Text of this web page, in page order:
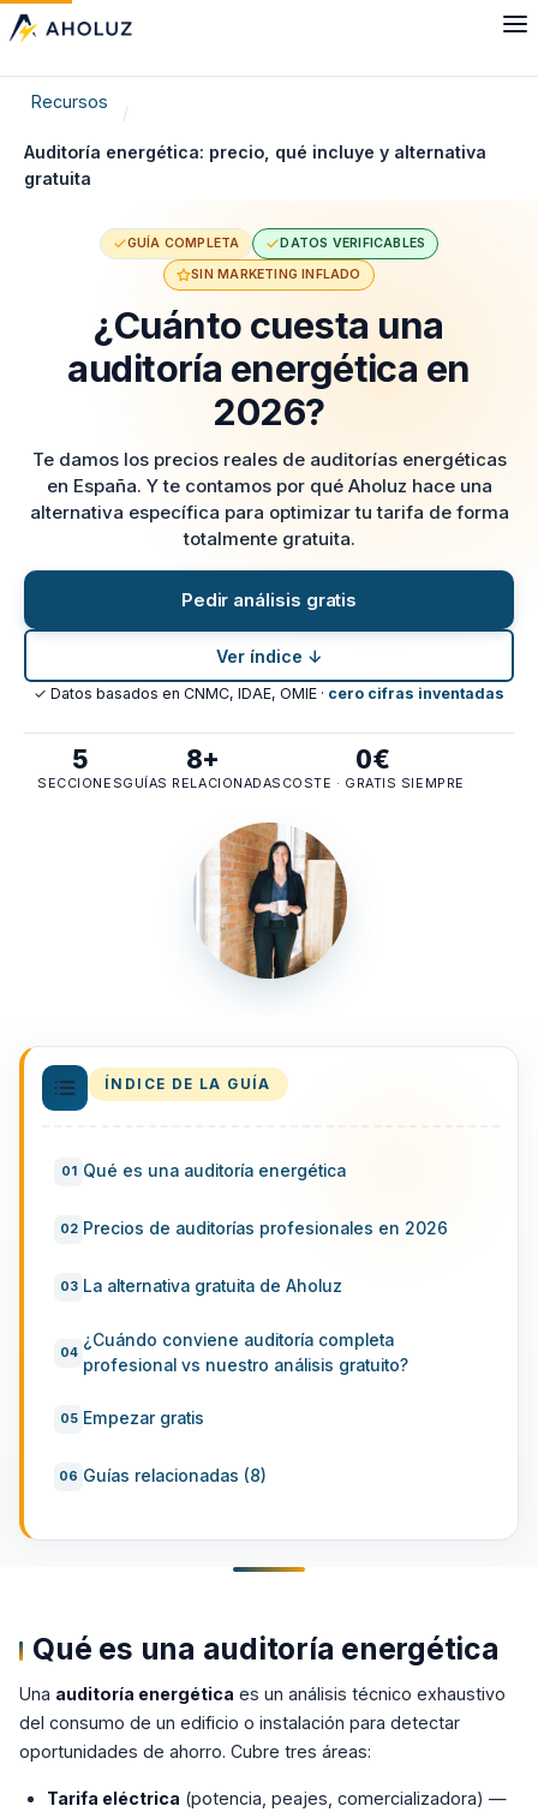
Recursos
Auditoría energética: precio, qué incluye y alternativa
gratuita
GUÍA COMPLETA
DATOS VERIFICABLES
SIN MARKETING INFLADO
¿Cuánto cuesta una
auditoría energética en
2026?
Te damos los precios reales de auditorías energéticas
en España. Y te contamos por qué Aholuz hace una
alternativa específica para optimizar tu tarifa de forma
totalmente gratuita.
Pedir análisis gratis
Ver índice ↓
✓ Datos basados en CNMC, IDAE, OMIE · cero cifras inventadas
5
SECCIONES
8+
GUÍAS RELACIONADAS
0€
COSTE · GRATIS SIEMPRE
ÍNDICE DE LA GUÍA
Qué es una auditoría energética
Precios de auditorías profesionales en 2026
La alternativa gratuita de Aholuz
¿Cuándo conviene auditoría completa
profesional vs nuestro análisis gratuito?
Empezar gratis
Guías relacionadas (8)
Qué es una auditoría energética
Una auditoría energética es un análisis técnico exhaustivo
del consumo de un edificio o instalación para detectar
oportunidades de ahorro. Cubre tres áreas:
Tarifa eléctrica (potencia, peajes, comercializadora) —